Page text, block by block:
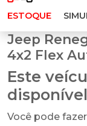
ESTOQUE
Jeep
4x2 Flex
Este
Você pode